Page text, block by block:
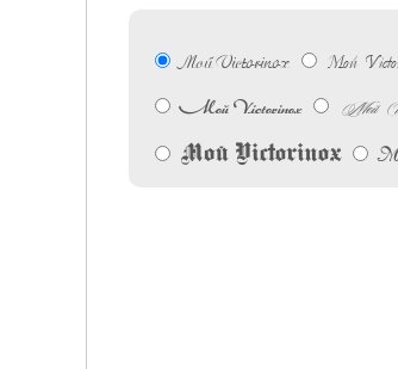
Мой Victorinox Мой
Мой Victorinox Мой
Мой Victorinox